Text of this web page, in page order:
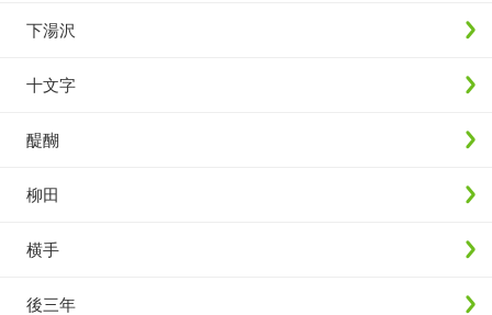
下湯沢
十文字
醍醐
柳田
横手
後三年